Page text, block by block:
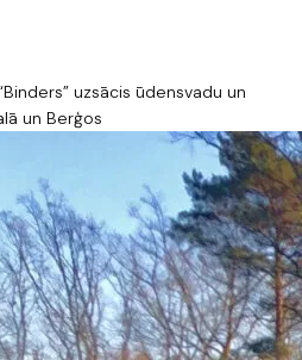
uzsācis ūdensvadu un
un Berģos